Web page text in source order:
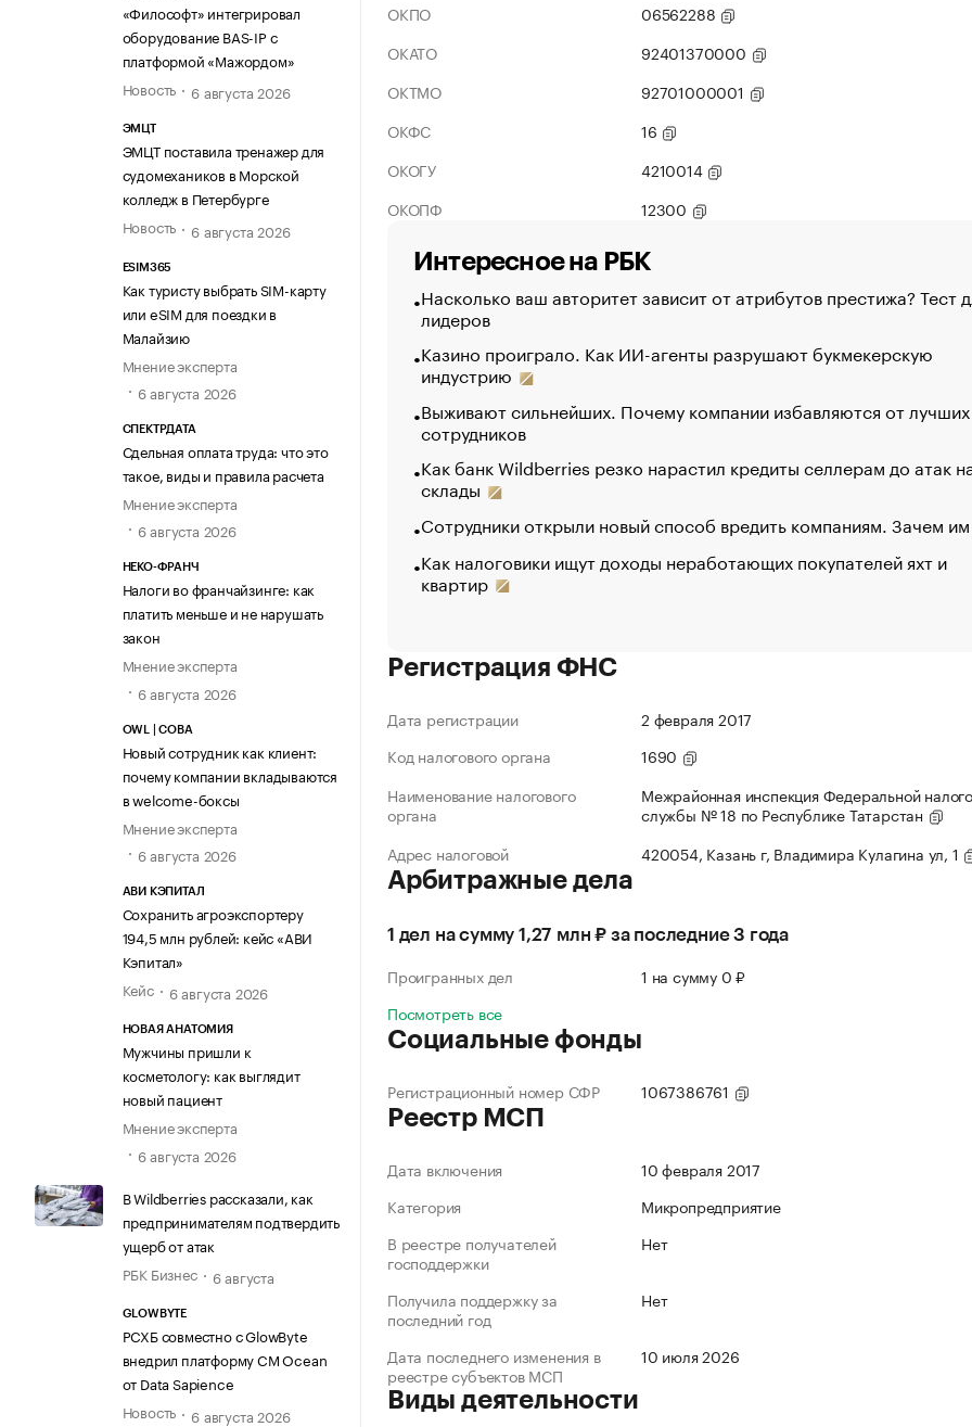
«Философт» интегрировал
оборудование BAS-IP с
платформой «Мажордом»
Новость
6 августа 2026
ЭМЦТ
ЭМЦТ поставила тренажер для
судомехаников в Морской
колледж в Петербурге
Новость
6 августа 2026
ESIM365
Как туристу выбрать SIM-карту
или eSIM для поездки в
Малайзию
Мнение эксперта
6 августа 2026
СПЕКТРДАТА
Сдельная оплата труда: что это
такое, виды и правила расчета
Мнение эксперта
6 августа 2026
НЕКО-ФРАНЧ
Налоги во франчайзинге: как
платить меньше и не нарушать
закон
Мнение эксперта
6 августа 2026
OWL | СОВА
Новый сотрудник как клиент:
почему компании вкладываются
в welcome-боксы
Мнение эксперта
6 августа 2026
АВИ КЭПИТАЛ
Сохранить агроэкспортеру
194,5 млн рублей: кейс «АВИ
Кэпитал»
Кейс
6 августа 2026
НОВАЯ АНАТОМИЯ
Мужчины пришли к
косметологу: как выглядит
новый пациент
Мнение эксперта
6 августа 2026
В Wildberries рассказали, как
предпринимателям подтвердить
ущерб от атак
РБК Бизнес
6 августа
GLOWBYTE
РСХБ совместно с GlowByte
внедрил платформу CM Ocean
от Data Sapience
Новость
6 августа 2026
ОКПО
06562288
ОКАТО
92401370000
ОКТМО
92701000001
ОКФС
16
ОКОГУ
4210014
ОКОПФ
12300
Интересное на РБК
Насколько ваш авторитет зависит от атрибутов престижа? Тест
лидеров
Казино проиграло. Как ИИ-агенты разрушают букмекерскую
индустрию
Выживают сильнейших. Почему компании избавляются от лучших
сотрудников
Как банк Wildberries резко нарастил кредиты селлерам до атак
склады
Сотрудники открыли новый способ вредить компаниям. Зачем
Как налоговики ищут доходы неработающих покупателей яхт и
квартир
Регистрация ФНС
Дата регистрации
2 февраля 2017
Код налогового органа
1690
Наименование налогового
органа
Межрайонная инспекция Федеральной
службы № 18 по Республике Татарстан
Адрес налоговой
420054, Казань г, Владимира Кулагина ул, 1
Арбитражные дела
1 дел на сумму 1,27 млн ₽ за последние 3 года
Проигранных дел
1 на сумму 0 ₽
Посмотреть все
Социальные фонды
Регистрационный номер СФР 1067386761
Реестр МСП
Дата включения
10 февраля 2017
Категория
Микропредприятие
В реестре получателей
господдержки
Нет
Получила поддержку за
последний год
Нет
Дата последнего изменения в
реестре субъектов МСП
10 июля 2026
Виды деятельности